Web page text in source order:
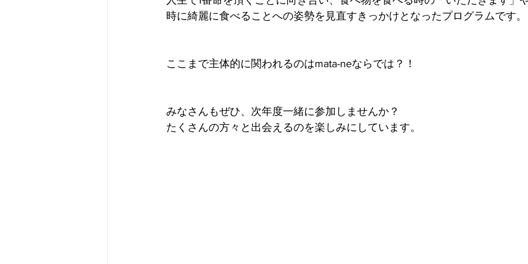
時に綺麗に食べることへの姿勢を見直すきっかけとなったプログラムです。
ここまで主体的に関われるのはmata-neならでは？！
みなさんもぜひ、次年度一緒に参加しませんか？
たくさんの方々と出会えるのを楽しみにしています。